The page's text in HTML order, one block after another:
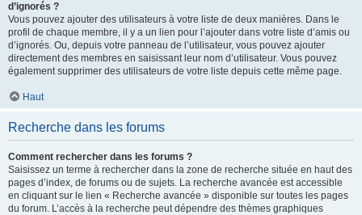
d’ignorés ?
Vous pouvez ajouter des utilisateurs à votre liste de deux manières. Dans le
profil de chaque membre, il y a un lien pour l’ajouter dans votre liste d’amis ou
d’ignorés. Ou, depuis votre panneau de l’utilisateur, vous pouvez ajouter
directement des membres en saisissant leur nom d’utilisateur. Vous pouvez
également supprimer des utilisateurs de votre liste depuis cette même page.
Haut
Recherche dans les forums
Comment rechercher dans les forums ?
Saisissez un terme à rechercher dans la zone de recherche située en haut des
pages d’index, de forums ou de sujets. La recherche avancée est accessible
en cliquant sur le lien « Recherche avancée » disponible sur toutes les pages
du forum. L’accès à la recherche peut dépendre des thèmes graphiques